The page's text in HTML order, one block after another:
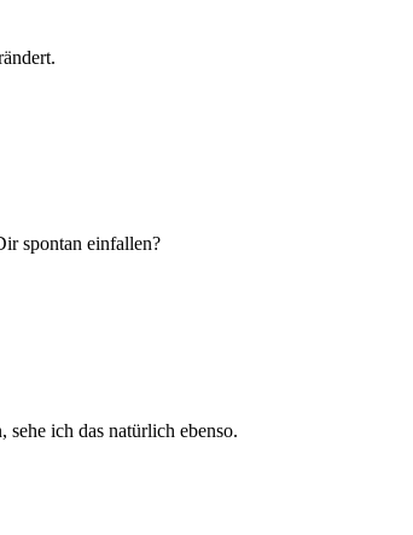
spontan einfallen?
ich das natürlich ebenso.